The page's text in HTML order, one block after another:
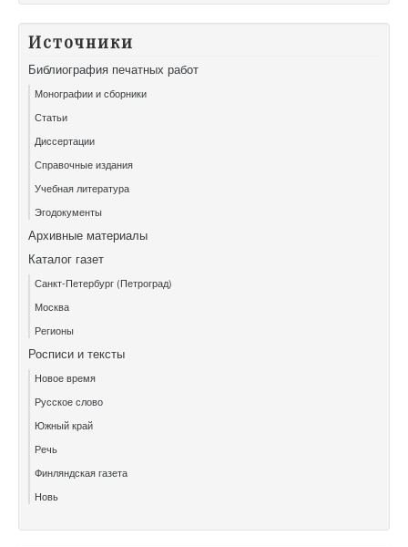
Источники
Библиография печатных работ
Монографии и сборники
Статьи
Диссертации
Справочные издания
Учебная литература
Эгодокументы
Архивные материалы
Каталог газет
Санкт-Петербург (Петроград)
Москва
Регионы
Росписи и тексты
Новое время
Русское слово
Южный край
Речь
Финляндская газета
Новь